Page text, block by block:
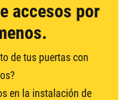
accesos por
de tus puertas con
en la instalación de